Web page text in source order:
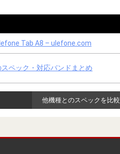
Tab A8 – ulefone.com
ペック・対応バンドまとめ
他機種とのスペックを比較